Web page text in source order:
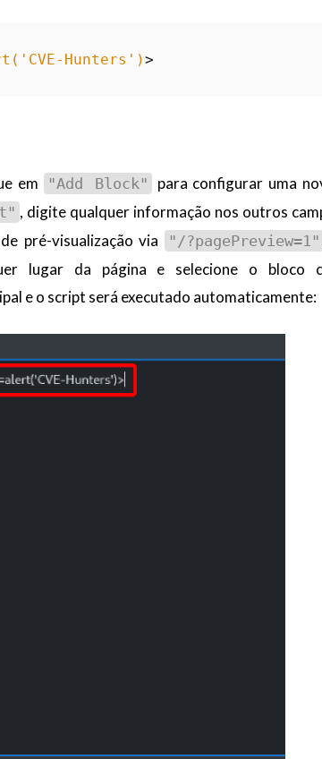
Hunters')>
em "Add Block"
para configurar uma
, digite qualquer informação nos outros
pré-visualização via "/?pagePreview=1"
lugar da página e selecione o bloco
e o script será executado automaticamente: